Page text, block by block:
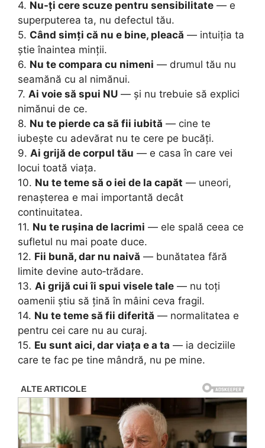
4. Nu-ți cere scuze pentru sensibilitate — e
superputerea ta, nu defectul tău.
5. Când simți că nu e bine, pleacă — intuiția ta
știe înaintea minții.
6. Nu te compara cu nimeni — drumul tău nu
seamănă cu al nimănui.
7. Ai voie să spui NU — și nu trebuie să explici
nimănui de ce.
8. Nu te pierde ca să fii iubită — cine te
iubește cu adevărat nu te cere pe bucăți.
9. Ai grijă de corpul tău — e casa în care vei
locui toată viața.
10. Nu te teme să o iei de la capăt — uneori,
renașterea e mai importantă decât
continuitatea.
11. Nu te rușina de lacrimi — ele spală ceea ce
sufletul nu mai poate duce.
12. Fii bună, dar nu naivă — bunătatea fără
limite devine auto‑trădare.
13. Ai grijă cui îi spui visele tale — nu toți
oamenii știu să țină în mâini ceva fragil.
14. Nu te teme să fii diferită — normalitatea e
pentru cei care nu au curaj.
15. Eu sunt aici, dar viața e a ta — ia deciziile
care te fac pe tine mândră, nu pe mine.